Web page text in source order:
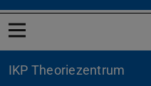
Menü öffnen
IKP Theoriezentrum